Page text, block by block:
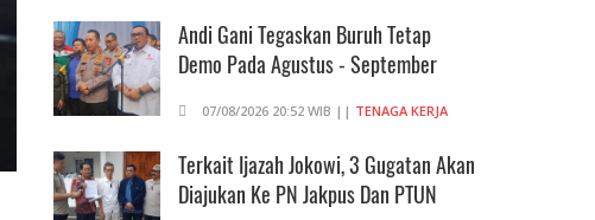
Andi Gani Tegaskan Buruh Tetap
Demo Pada Agustus - September
07/08/2026 20:52 WIB || TENAGA KERJA
Terkait Ijazah Jokowi, 3 Gugatan Akan
Diajukan Ke PN Jakpus Dan PTUN